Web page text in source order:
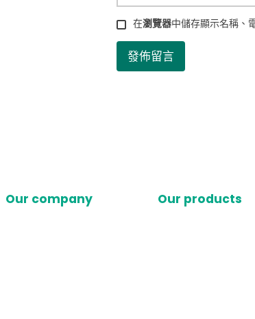
在瀏覽器中儲存顯示名稱、
Our company Our products